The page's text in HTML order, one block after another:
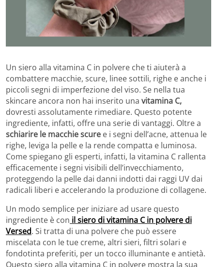
Un siero alla vitamina C in polvere che ti aiuterà a
combattere macchie, scure, linee sottili, righe e anche i
piccoli segni di imperfezione del viso. Se nella tua
skincare ancora non hai inserito una vitamina C,
dovresti assolutamente rimediare. Questo potente
ingrediente, infatti, offre una serie di vantaggi. Oltre a
schiarire le macchie scure e i segni dell’acne, attenua le
righe, leviga la pelle e la rende compatta e luminosa.
Come spiegano gli esperti, infatti, la vitamina C rallenta
efficacemente i segni visibili dell’invecchiamento,
proteggendo la pelle dai danni indotti dai raggi UV dai
radicali liberi e accelerando la produzione di collagene.
Un modo semplice per iniziare ad usare questo
ingrediente è con il siero di vitamina C in polvere di
Versed. Si tratta di una polvere che può essere
miscelata con le tue creme, altri sieri, filtri solari e
fondotinta preferiti, per un tocco illuminante e antietà.
Questo siero alla vitamina C in polvere mostra la sua